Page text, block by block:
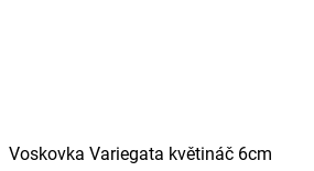
Voskovka Variegata květináč 6cm